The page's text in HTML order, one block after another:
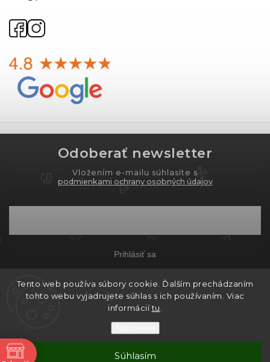
Tento web používa súbory cookie. Ďalším prechádzaním
tohto webu vyjadrujete súhlas s ich používaním. Viac
informáciítu
Súhlasím
Odoberať newsletter
Vložením e-mailu súhlasíte s
podmienkami ochrany osobných údajov
Prihlásiť sa
Vytvoril Shoptet
Copyright 2026PROXIMA.store
Grafický návrh vytvořil a nakódoval